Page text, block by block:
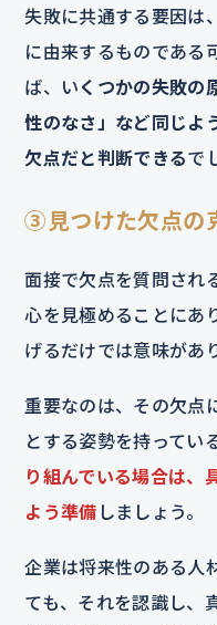
失敗に共通する要因は
に由来するものである
ば、い くつかの失敗の
性のなさ」など同じよ
欠点だと判断できるで
③見つけた欠点の
面接で欠点を質問され
心を見極めることにあ
げるだけでは意味があ
重要なのは、その欠点
とする姿勢を持ってい
り組んでいる場合は、
よう準備 しましょう。
企業は将来性のある人
ても、それを認識し、